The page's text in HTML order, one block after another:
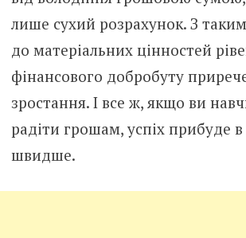
лише сухий розрахунок. З
до матеріальних цінностей
фінансового добробуту
зростання. І все ж, якщо ви
радіти грошам, успіх прибуде
швидше.